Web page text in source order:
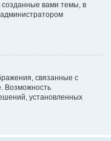
созданные вами темы, в
связанные с
Возможность
установленных